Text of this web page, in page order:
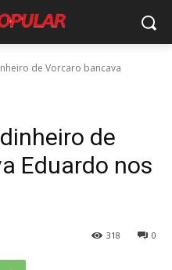
de Vorcaro bancava
de
Eduardo nos
0
318